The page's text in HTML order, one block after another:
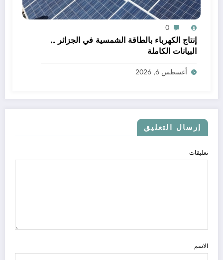
0
إنتاج الكهرباء بالطاقة الشمسية في الجزائر ..
البيانات الكاملة
أغسطس 6, 2026
إرسال التعليق
تعليقات
الاسم